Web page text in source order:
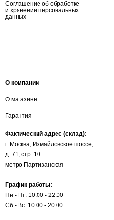
Соглашение об обработке
и хранении персональных
данных
О компании
О магазине
Гарантия
Фактический адрес (склад):
г. Москва, Измайловское шоссе,
д. 71, стр. 10.
метро Партизанская
График работы:
Пн - Пт: 10:00 - 22:00
Сб - Вс: 10:00 - 20:00